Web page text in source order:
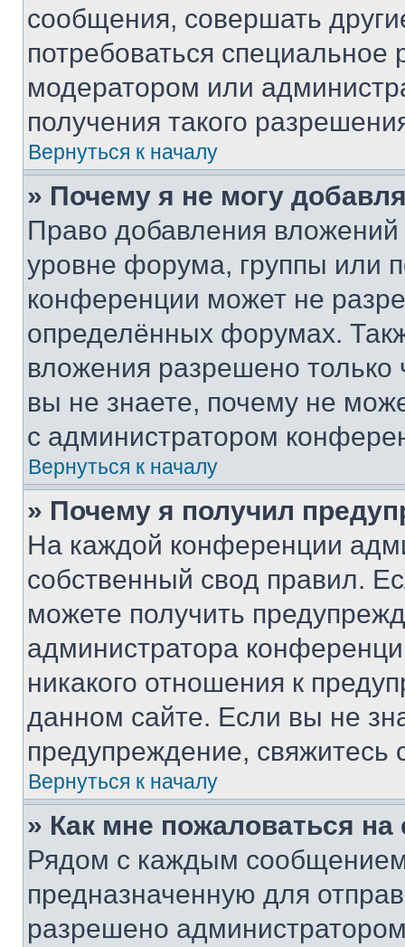
сообщения, совершать
потребоваться
модератором или
получения такого
Вернуться к началу
» Почему я не могу
Право добавления
уровне форума, группы или
конференции может не
определённых форумах.
вложения разрешено
вы не знаете, почему не
с администратором
Вернуться к началу
» Почему я получил
На каждой конференции
собственный свод правил.
можете получить
администратора
никакого отношения к
данном сайте. Если вы не
предупреждение,
Вернуться к началу
» Как мне пожаловаться
Рядом с каждым сообщением
предназначенную для
разрешено